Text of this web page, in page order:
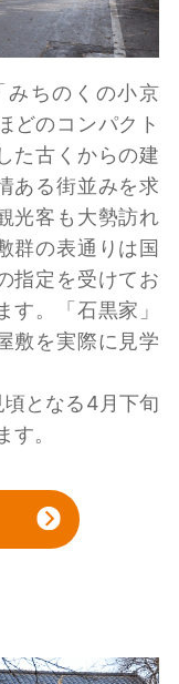
みちのくの小京
どのコンパクト
た古くからの建
ある街並みを求
光客も大勢訪れ
群の表通りは国
指定を受けてお
す。「石黒家」
敷を実際に見学
頃となる4月下旬
す。